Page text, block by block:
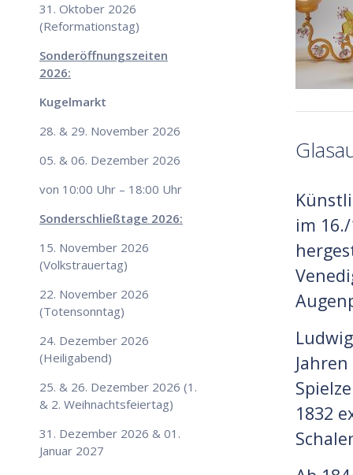
im
1832
31. Oktober 2026
(Reformationstag)
Sonderöffnungszeiten
2026:
Kugelmarkt
28. & 29. November 2026
05. & 06. Dezember 2026
von 10:00 Uhr – 18:00 Uhr
Sonderschließtage 2026:
15. November 2026
(Volkstrauertag)
22. November 2026
(Totensonntag)
24. Dezember 2026
(Heiligabend)
25. & 26. Dezember 2026 (1.
& 2. Weihnachtsfeiertag)
31. Dezember 2026 & 01.
Januar 2027